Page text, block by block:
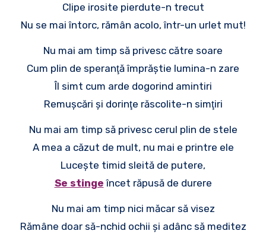
Clipe irosite pierdute-n trecut
Nu se mai întorc, rămân acolo, într-un urlet mut!
Nu mai am timp să privesc către soare
Cum plin de speranţă împrăştie lumina-n zare
Îl simt cum arde dogorind amintiri
Remuşcări şi dorinţe răscolite-n simţiri
Nu mai am timp să privesc cerul plin de stele
A mea a căzut de mult, nu mai e printre ele
Luceşte timid sleită de putere,
Se stinge încet răpusă de durere
Nu mai am timp nici măcar să visez
Rămâne doar să-nchid ochii și adânc să meditez